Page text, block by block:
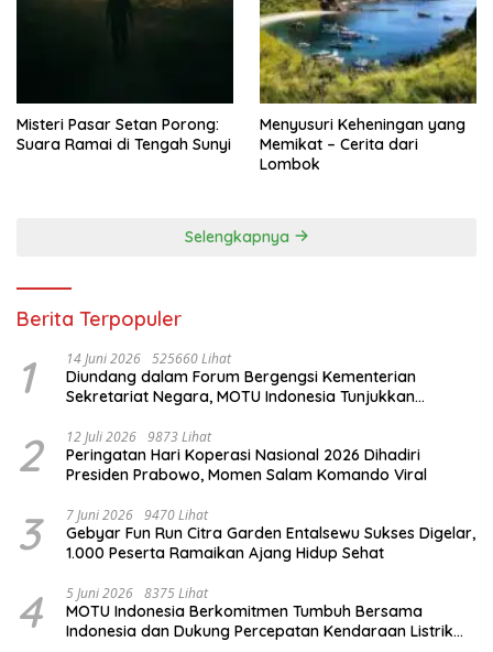
Misteri Pasar Setan Porong:
Suara Ramai di Tengah Sunyi
Menyusuri Keheningan yang
Memikat – Cerita dari
Lombok
Selengkapnya
Berita Terpopuler
1 14 Juni 2026 525660 Lihat
Diundang dalam Forum Bergengsi Kementerian
Sekretariat Negara, MOTU Indonesia Tunjukkan
2 12 Juli 2026 9873 Lihat
Peringatan Hari Koperasi Nasional 2026 Dihadiri
Presiden Prabowo, Momen Salam Komando Viral
3 7 Juni 2026 9470 Lihat
Gebyar Fun Run Citra Garden Entalsewu Sukses Digelar,
1.000 Peserta Ramaikan Ajang Hidup Sehat
4 5 Juni 2026 8375 Lihat
MOTU Indonesia Berkomitmen Tumbuh Bersama
Indonesia dan Dukung Percepatan Kendaraan Listrik